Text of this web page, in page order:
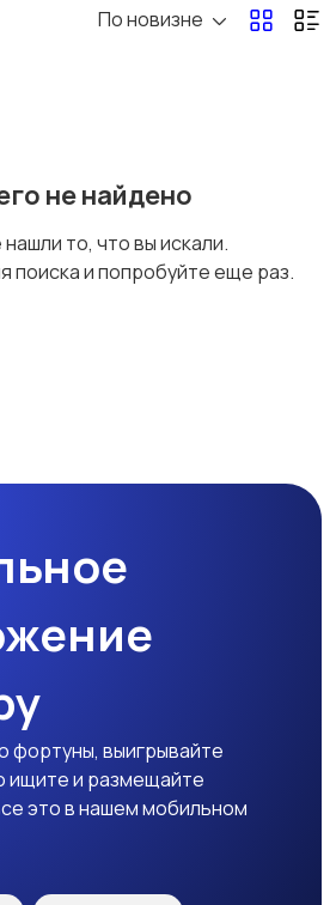
Кондиционеры и
По новизне
не найдено
то, что вы искали.
поиска и попробуйте еще раз.
фортуны, выигрывайте
ищите и размещайте
это в нашем мобильном